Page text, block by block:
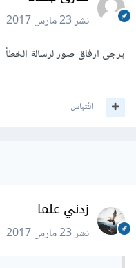
نشر23 مارس 2017
يرجى ارفاق صور لرسالة الخطأ
اقتباس
زدني علما
نشر23 مارس 2017